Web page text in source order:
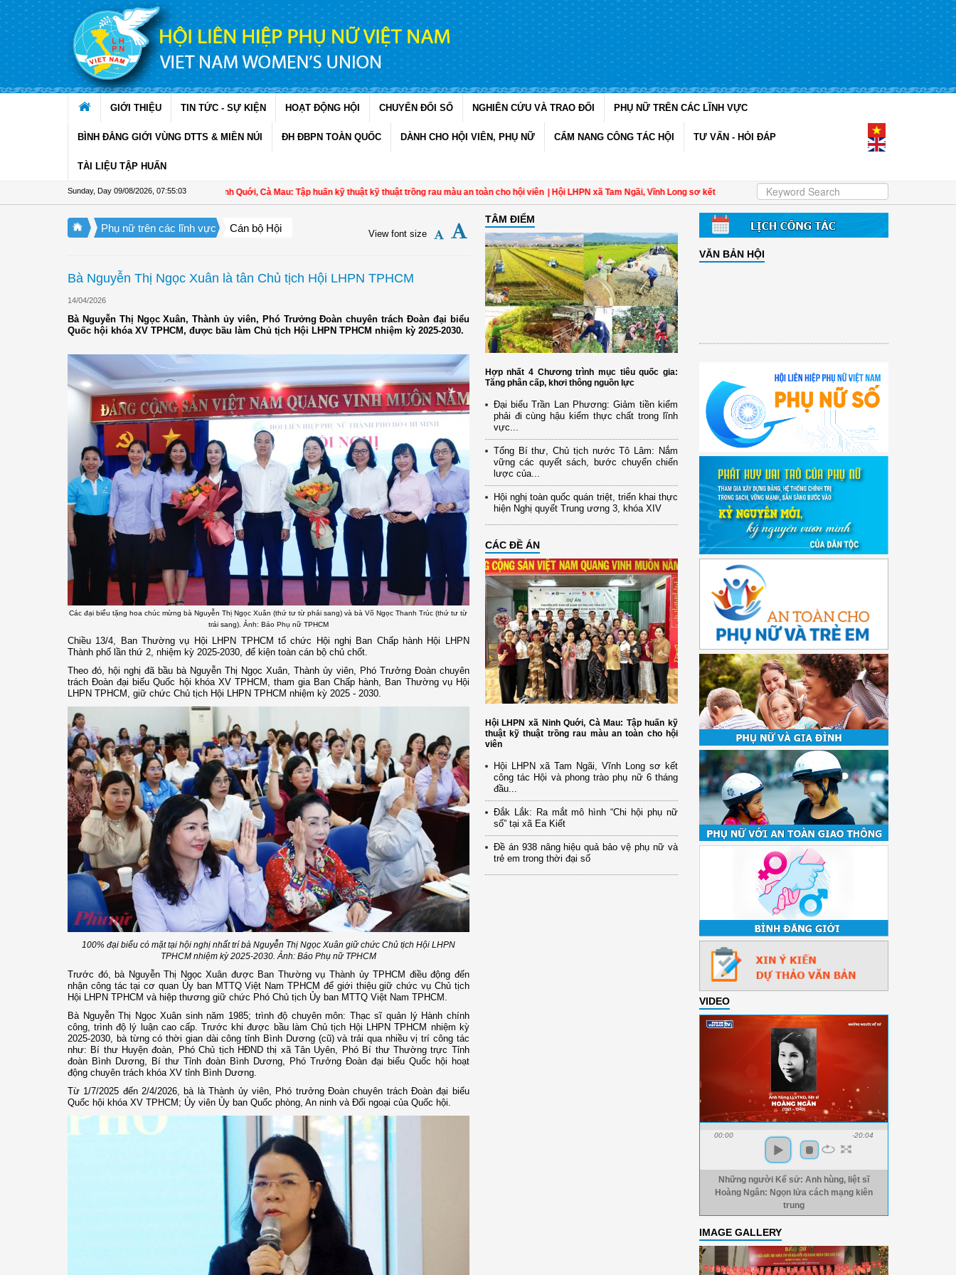
Skip to Content
GIỚI THIỆU TIN TỨC - SỰ KIỆN HOẠT ĐỘNG HỘI CHUYỂN ĐỔI SỐ NGHIÊN CỨU VÀ TRAO ĐỔI PHỤ NỮ TRÊN CÁC LĨNH VỰC
BÌNH ĐẲNG GIỚI VÙNG DTTS & MIỀN NÚI ĐH ĐBPN TOÀN QUỐC DÀNH CHO HỘI VIÊN, PHỤ NỮ CẨM NANG CÔNG TÁC HỘI TƯ VẤN - HỎI ĐÁP
TÀI LIỆU TẬP HUẤN
Sunday, Day 09/08/2026 07:55:04
Hội LHPN xã Ninh Quới, Cà Mau: Tập huấn kỹ thuật kỹ thuật trồng rau màu an toàn cho hội viên | Hội LHPN xã Tam Ngãi, Vĩnh Long sơ kết công tác Hội và phong trào phụ nữ 6 tháng đầu năm 2026
Phụ nữ trên các lĩnh vực Cán bộ Hội View font size
Bà Nguyễn Thị Ngọc Xuân là tân Chủ tịch Hội LHPN TPHCM
14/04/2026
Bà Nguyễn Thị Ngọc Xuân, Thành ủy viên, Phó Trưởng Đoàn chuyên trách Đoàn đại biểu
Quốc hội khóa XV TPHCM, được bầu làm Chủ tịch Hội LHPN TPHCM nhiệm kỳ 2025-2030.
Các đại biểu tặng hoa chúc mừng bà Nguyễn Thị Ngọc Xuân (thứ tư từ phải sang) và bà Võ Ngọc Thanh Trúc (thứ tư từ
trái sang). Ảnh: Báo Phụ nữ TPHCM
Chiều 13/4, Ban Thường vụ Hội LHPN TPHCM tổ chức Hội nghị Ban Chấp hành Hội LHPN
Thành phố lần thứ 2, nhiệm kỳ 2025-2030, để kiện toàn cán bộ chủ chốt.
Theo đó, hội nghị đã bầu bà Nguyễn Thị Ngọc Xuân, Thành ủy viên, Phó Trưởng Đoàn chuyên
trách Đoàn đại biểu Quốc hội khóa XV TPHCM, tham gia Ban Chấp hành, Ban Thường vụ Hội
LHPN TPHCM, giữ chức Chủ tịch Hội LHPN TPHCM nhiệm kỳ 2025 - 2030.
100% đại biểu có mặt tại hội nghị nhất trí bà Nguyễn Thị Ngọc Xuân giữ chức Chủ tịch Hội LHPN
TPHCM nhiệm kỳ 2025-2030. Ảnh: Báo Phụ nữ TPHCM
Trước đó, bà Nguyễn Thị Ngọc Xuân được Ban Thường vụ Thành ủy TPHCM điều động đến
nhận công tác tại cơ quan Ủy ban MTTQ Việt Nam TPHCM để giới thiệu giữ chức vụ Chủ tịch
Hội LHPN TPHCM và hiệp thương giữ chức Phó Chủ tịch Ủy ban MTTQ Việt Nam TPHCM.
Bà Nguyễn Thị Ngọc Xuân sinh năm 1985; trình độ chuyên môn: Thạc sĩ quản lý Hành chính
công, trình độ lý luận cao cấp. Trước khi được bầu làm Chủ tịch Hội LHPN TPHCM nhiệm kỳ
2025-2030, bà từng có thời gian dài công tỉnh Bình Dương (cũ) và trải qua nhiều vị trí công tác
như: Bí thư Huyện đoàn, Phó Chủ tịch HĐND thị xã Tân Uyên, Phó Bí thư Thường trực Tỉnh
đoàn Bình Dương, Bí thư Tỉnh đoàn Bình Dương, Phó Trưởng Đoàn đại biểu Quốc hội hoạt
động chuyên trách khóa XV tỉnh Bình Dương.
Từ 1/7/2025 đến 2/4/2026, bà là Thành ủy viên, Phó trưởng Đoàn chuyên trách Đoàn đại biểu
Quốc hội khóa XV TPHCM; Ủy viên Ủy ban Quốc phòng, An ninh và Đối ngoại của Quốc hội.
TÂM ĐIỂM
Hợp nhất 4 Chương trình mục tiêu quốc gia:
Tăng phân cấp, khơi thông nguồn lực
Đại biểu Trần Lan Phương: Giảm tiền kiểm
phải đi cùng hậu kiểm thực chất trong lĩnh
vực...
Tổng Bí thư, Chủ tịch nước Tô Lâm: Nắm
vững các quyết sách, bước chuyển chiến
lược của...
Hội nghị toàn quốc quán triệt, triển khai thực
hiện Nghị quyết Trung ương 3, khóa XIV
CÁC ĐỀ ÁN
Hội LHPN xã Ninh Quới, Cà Mau: Tập huấn kỹ
thuật kỹ thuật trồng rau màu an toàn cho hội
viên
Hội LHPN xã Tam Ngãi, Vĩnh Long sơ kết
công tác Hội và phong trào phụ nữ 6 tháng
đầu...
Đắk Lắk: Ra mắt mô hình “Chi hội phụ nữ
số” tại xã Ea Kiết
Đề án 938 nâng hiệu quả bảo vệ phụ nữ và
trẻ em trong thời đại số
VĂN BẢN HỘI
VIDEO
00:00 -20:04
Những người Kể sử: Anh hùng, liệt sĩ
Hoàng Ngân: Ngọn lửa cách mạng kiên
trung
IMAGE GALLERY